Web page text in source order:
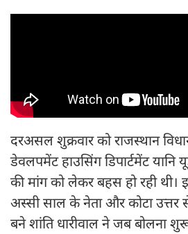
दरअसल शुक्रवार को राजस्थान
डेवलपमेंट हाउसिंग डिपार्टमेंट
की मांग को लेकर बहस हो रही थी।
अस्सी साल के नेता और कोटा उत्तर
बने शांति धारीवाल ने जब बोलना